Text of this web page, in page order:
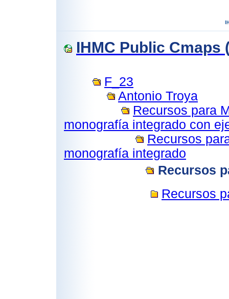
IHMC Public Cmaps
F_23
Antonio Troya
Recursos para
monografía integrado con
Recursos
monografía integrado
Recursos
Recursos